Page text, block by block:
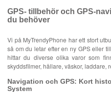
GPS- tillbehör och GPS-
du behöver
Vi på MyTrendyPhone har ett stort
så om du letar efter en ny GPS eller
hittar du diverse olika varor som
skyddsfilmer, hållare, väskor, laddare,
Navigation och GPS: Kort
System